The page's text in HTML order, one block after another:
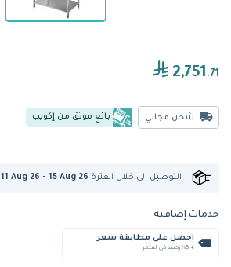
2,751 .71
شحن مجاني بائع موثق من إكويب
التوصيل إلى خلال الفترة 11 Aug 26 - 15 Aug 26
خدمات إضافية
احصل على مطابقة سعر
+ %5 رصيد في المتجر